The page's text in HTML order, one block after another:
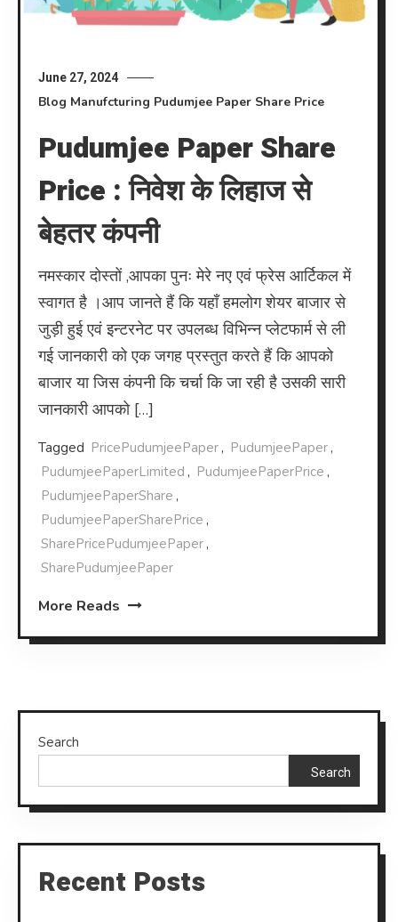
June 27, 2024
Blog Manufcturing Pudumjee Paper Share Price
Pudumjee Paper Share
Price : निवेश के लिहाज से
बेहतर कंपनी
नमस्कार दोस्तों ,आपका पुनः मेरे नए एवं फ्रेस आर्टिकल में
स्वागत है ।आप जानते हैं कि यहाँ हमलोग शेयर बाजार से
जुड़ी हुई एवं इन्टरनेट पर उपलब्ध विभिन्न प्लेटफार्म से ली
गई जानकारी को एक जगह प्रस्तुत करते हैं कि आपको
बाजार या जिस कंपनी कि चर्चा कि जा रही है उसकी सारी
जानकारी आपको […]
Tagged PricePudumjeePaper , PudumjeePaper ,
PudumjeePaperLimited , PudumjeePaperPrice ,
PudumjeePaperShare ,
PudumjeePaperSharePrice ,
SharePricePudumjeePaper ,
SharePudumjeePaper
More Reads
Search
Search
Recent Posts